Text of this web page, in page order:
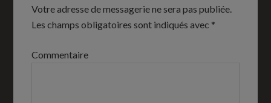
Votre adresse de messagerie ne sera pas publiée.
Les champs obligatoires sont indiqués avec *
Commentaire